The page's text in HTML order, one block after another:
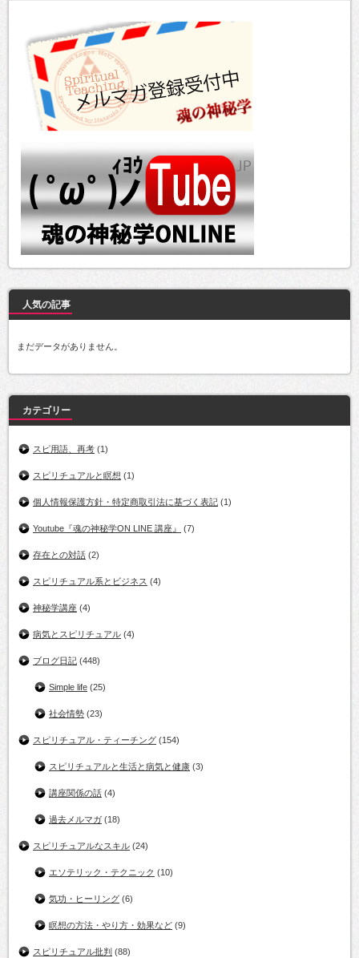
人気の記事
まだデータがありません。
カテゴリー
スピ用語、再考 (1)
スピリチュアルと瞑想 (1)
個人情報保護方針・特定商取引法に基づく表記 (1)
Youtube『魂の神秘学ON LINE 講座』 (7)
存在との対話 (2)
スピリチュアル系とビジネス (4)
神秘学講座 (4)
病気とスピリチュアル (4)
ブログ日記 (448)
Simple life (25)
社会情勢 (23)
スピリチュアル・ティーチング (154)
スピリチュアルと生活と病気と健康 (3)
講座関係の話 (4)
過去メルマガ (18)
スピリチュアルなスキル (24)
エソテリック・テクニック (10)
気功・ヒーリング (6)
瞑想の方法・やり方・効果など (9)
スピリチュアル批判 (88)